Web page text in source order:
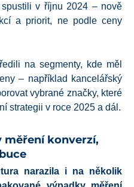
v říjnu 2024 – nově
a priorit, ne podle ceny
na segmenty, kde měl
– například kancelářský
vybrané značky, které
strategii v roce 2025 a dál.
měření konverzí,
narazila i na několik